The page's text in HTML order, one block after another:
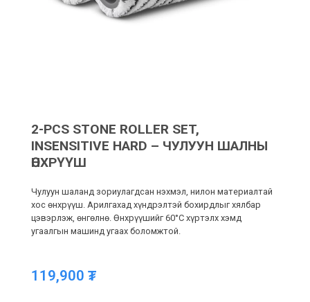
2-PCS STONE ROLLER SET,
INSENSITIVE HARD – ЧУЛУУН ШАЛНЫ
ӨНХРҮҮШ
Чулуун шаланд зориулагдсан нэхмэл, нилон материалтай
хос өнхрүүш. Арилгахад хүндрэлтэй бохирдлыг хялбар
цэвэрлэж, өнгөлнө. Өнхрүүшийг 60°C хүртэлх хэмд
угаалгын машинд угаах боломжтой.
119,900 ₮